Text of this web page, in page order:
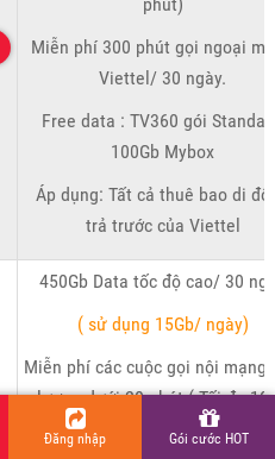
Miễn phí 300 phút gọi ngoại
Viettel/ 30 ngày.
Free data : TV360 gói
100Gb Mybox
Áp dụng: Tất cả thuê bao di
trả trước của Viettel
450Gb Data tốc độ cao/ 30
( sử dụng 15Gb/ ngày)
Miễn phí các cuộc gọi nội mạng
lượng dưới 20 phút ( Tối đa
phút)
Đăng nhập Gói cước HOT